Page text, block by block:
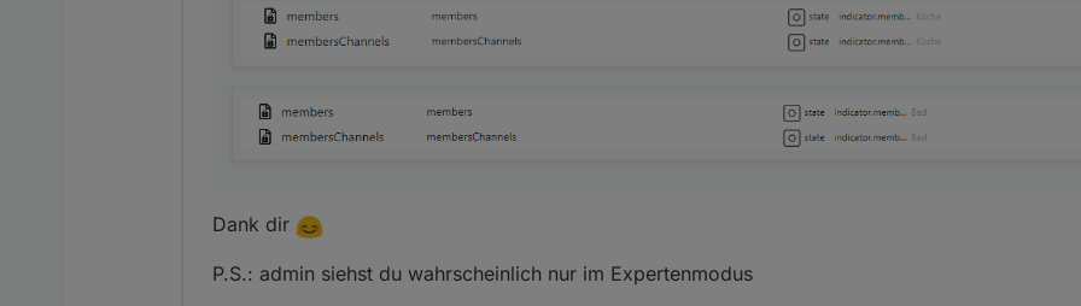
Dank dir
P.S.: admin siehst du wahrscheinlich nur im Expertenmodus